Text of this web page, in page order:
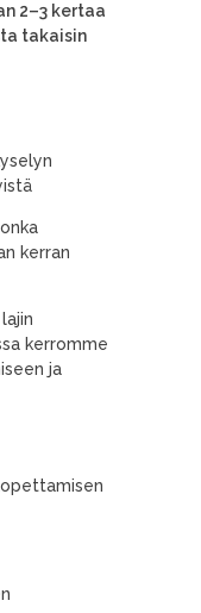
2–3 kertaa
takaisin
kerran
kerromme
ja